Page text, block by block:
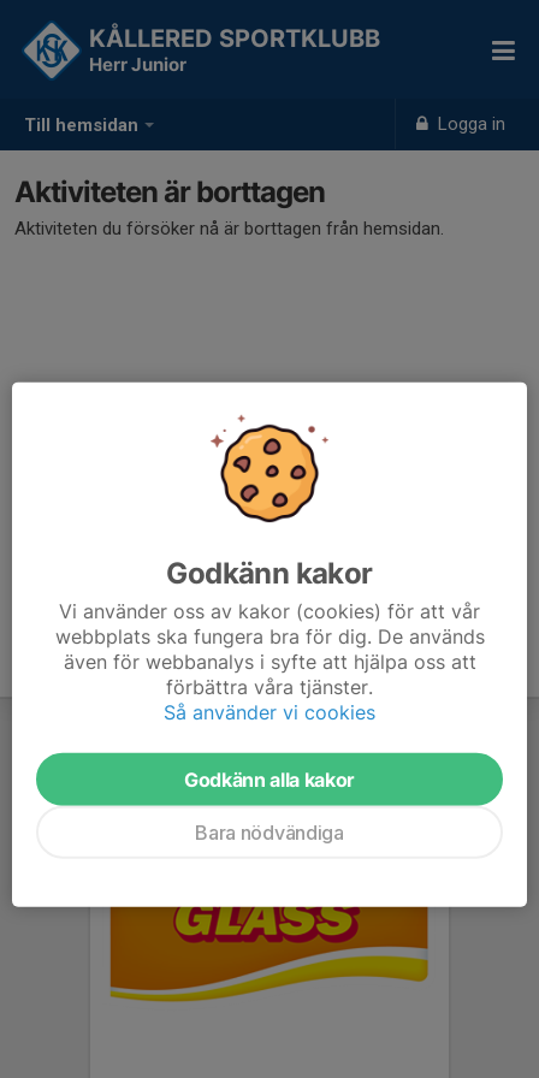
Till hemsidan Logga in
KÅLLERED SPORTKLUBB
Herr Junior
Aktiviteten är borttagen
Aktiviteten du försöker nå är borttagen från hemsidan.
Godkänn kakor
Vi använder oss av kakor (cookies) för att vår
webbplats ska fungera bra för dig. De används
även för webbanalys i syfte att hjälpa oss att
förbättra våra tjänster.
Så använder vi cookies
Godkänn alla kakor
Bara nödvändiga